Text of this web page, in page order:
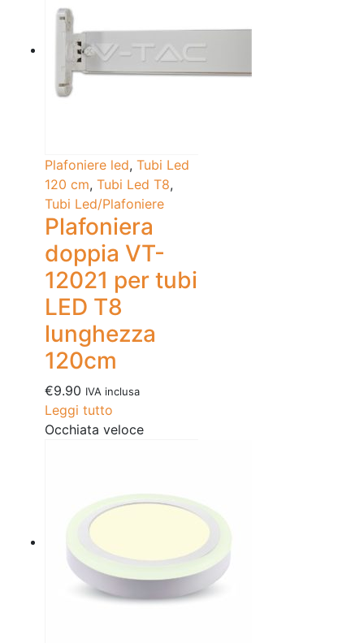
Plafoniere led, Tubi Led
120 cm, Tubi Led T8,
Tubi Led/Plafoniere
Plafoniera
doppia VT-
12021 per tubi
LED T8
lunghezza
120cm
€9.90 IVA inclusa
Leggi tutto
Occhiata veloce